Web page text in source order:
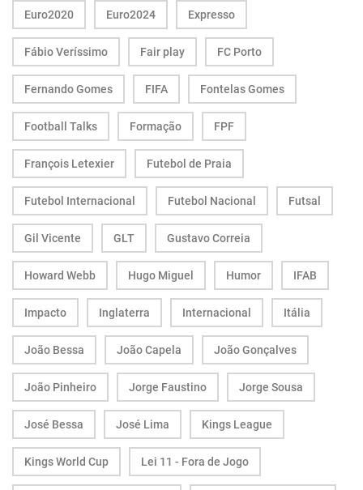
Euro2020 Euro2024 Expresso
Fábio Veríssimo Fair play FC Porto
Fernando Gomes FIFA Fontelas Gomes
Football Talks Formação FPF
François Letexier Futebol de Praia
Futebol Internacional Futebol Nacional Futsal
Gil Vicente GLT Gustavo Correia
Howard Webb Hugo Miguel Humor IFAB
Impacto Inglaterra Internacional Itália
João Bessa João Capela João Gonçalves
João Pinheiro Jorge Faustino Jorge Sousa
José Bessa José Lima Kings League
Kings World Cup Lei 11 - Fora de Jogo